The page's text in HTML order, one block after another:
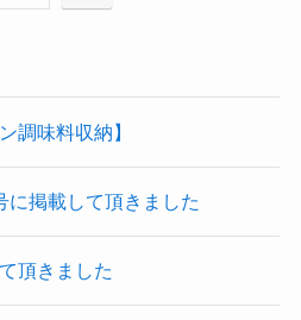
調味料収納】
に掲載して頂きました
頂きました